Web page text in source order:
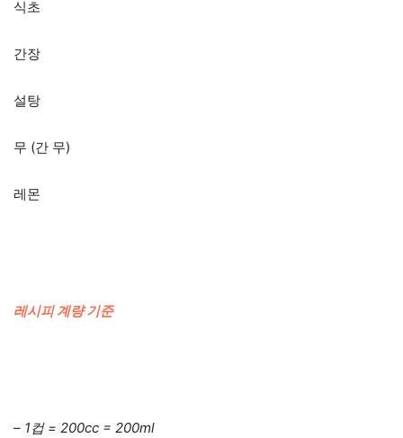
식초
간장
설탕
무 (간 무)
레몬
레시피 계량 기준
– 1컵 = 200cc = 200ml